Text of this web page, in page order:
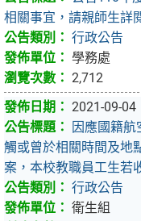
相關事宜，請親師生詳
行政公告
學務處
2,712
2021-09-04
因應國籍
觸或曾於相關時間及地
案，本校教職員工生若
行政公告
衛生組